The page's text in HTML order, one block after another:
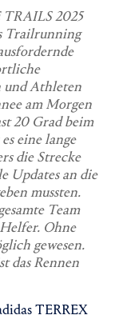
2025
Trailrunning
und Athleten
am Morgen
20 Grad beim
eine lange
die Strecke
Updates an die
mussten.
Team
Ohne
gewesen.
das Rennen
TERREX